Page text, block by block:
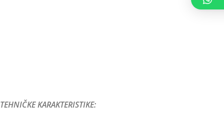
TEHNIČKE KARAKTERISTIKE: